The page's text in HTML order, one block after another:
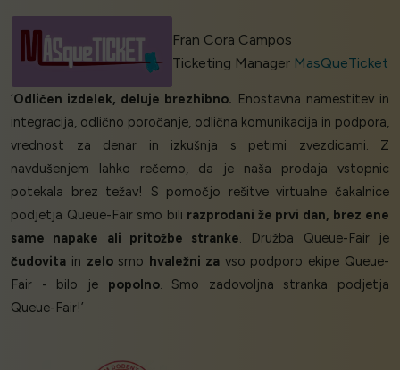
Fran Cora Campos
Ticketing Manager MasQueTicket
‘Odličen izdelek, deluje brezhibno. Enostavna namestitev in
integracija, odlično poročanje, odlična komunikacija in podpora,
vrednost za denar in izkušnja s petimi zvezdicami. Z
navdušenjem lahko rečemo, da je naša prodaja vstopnic
potekala brez težav! S pomočjo rešitve virtualne čakalnice
podjetja Queue-Fair smo bili razprodani že prvi dan, brez ene
same napake ali pritožbe stranke. Družba Queue-Fair je
čudovita in zelosmo hvaležni zavso podporo ekipe Queue-
Fair - bilo je popolno. Smo zadovoljna stranka podjetja
Queue-Fair!’